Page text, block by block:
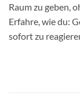
Raum zu geben,
Erfahre, wie du:
sofort zu